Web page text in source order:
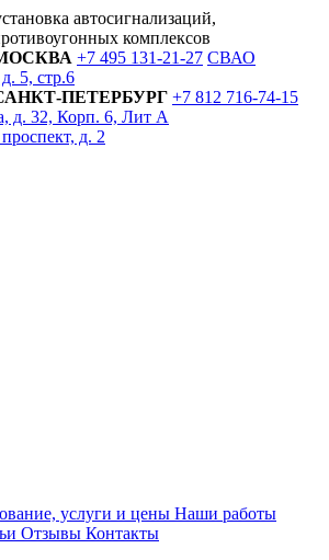
автосигнализаций,
комплексов
+7 495 131-21-27 СВАО
5, стр.6
ПЕТЕРБУРГ +7 812 716-74-15
д. 32, Корп. 6, Лит А
д. 2
услуги и цены Наши работы
Отзывы Контакты